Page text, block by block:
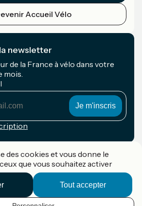
Accueil Vélo
la newsletter
de la France à vélo dans votre
mois.
des cookies et vous donne le
que vous souhaitez activer
Tout accepter